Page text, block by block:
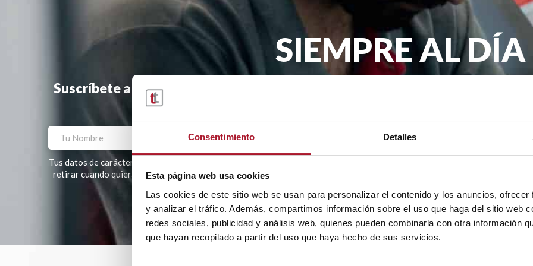
Consentimiento Detalles
Esta página web usa cookies
Las cookies de este sitio web se usan para personalizar el contenido y los anuncios,
y analizar el tráfico. Además, compartimos información sobre el uso que haga del sitio web
redes sociales, publicidad y análisis web, quienes pueden combinarla con otra información
que hayan recopilado a partir del uso que haya hecho de sus servicios.
SIEMPRE AL DÍA
Suscríbete a la newsletter y te haremos llegar la actualidad de TransTel,
Tus datos de carácter personal tratados por TRANSTEL, S.A. con la finalidad de enviarte nuestro boletín periódico. La
retirar cuando quieras. Tus datos no serán cedidos a terceros. Tienes derecho a acceder, rectificar y suprimir tus datos,
Por favor, deja este campo vacío.